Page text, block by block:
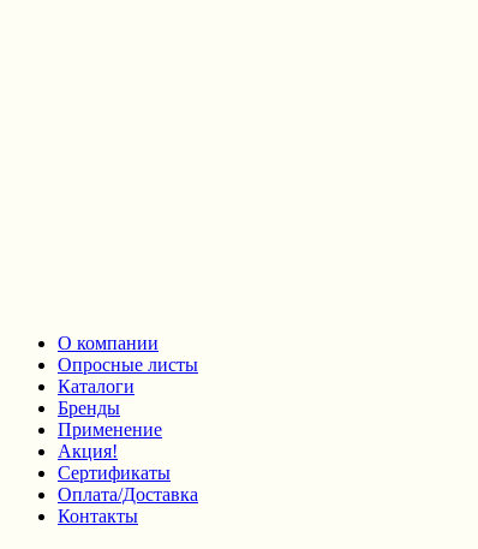
О компании
Опросные листы
Каталоги
Бренды
Применение
Акция!
Сертификаты
Оплата/Доставка
Контакты